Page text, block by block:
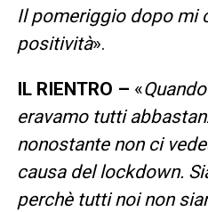
Il pomeriggio dopo mi
positività».
IL RIENTRO – «
eravamo tutti
nonostante non ci
causa del lockdown.
perchè tutti noi non